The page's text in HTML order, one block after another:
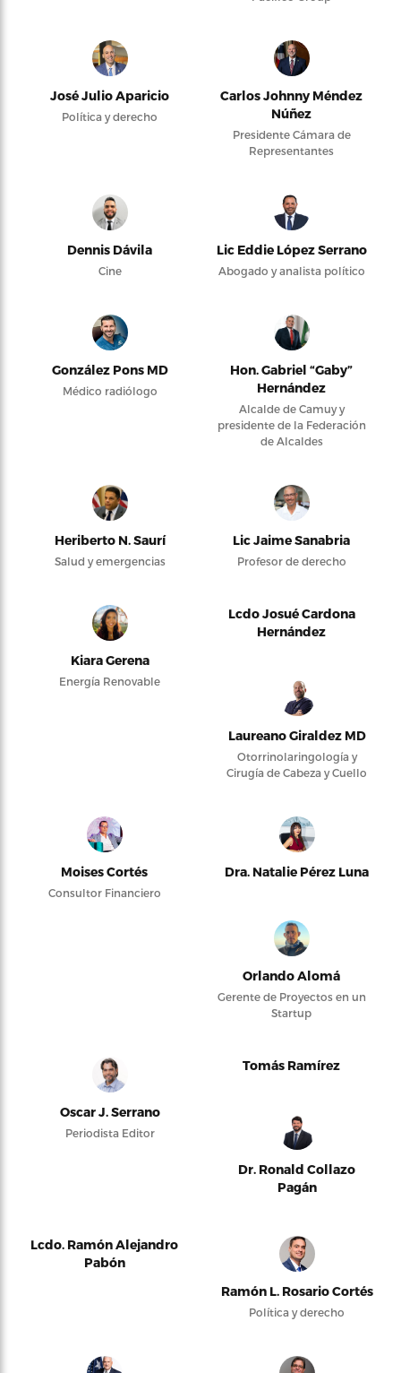
José Julio Aparicio
Política y derecho
Carlos Johnny Méndez
Núñez
Presidente Cámara de
Representantes
Dennis Dávila
Cine
Lic Eddie López Serrano
Abogado y analista político
González Pons MD
Médico radiólogo
Hon. Gabriel “Gaby”
Hernández
Alcalde de Camuy y
presidente de la Federación
de Alcaldes
Heriberto N. Saurí
Salud y emergencias
Lic Jaime Sanabria
Profesor de derecho
Kiara Gerena
Energía Renovable
Lcdo Josué Cardona
Hernández
Laureano Giraldez MD
Otorrinolaringología y
Cirugía de Cabeza y Cuello
Moises Cortés
Consultor Financiero
Dra. Natalie Pérez Luna
Orlando Alomá
Gerente de Proyectos en un
Startup
Oscar J. Serrano
Periodista Editor
Tomás Ramírez
Dr. Ronald Collazo
Pagán
Lcdo. Ramón Alejandro
Pabón
Ramón L. Rosario Cortés
Política y derecho